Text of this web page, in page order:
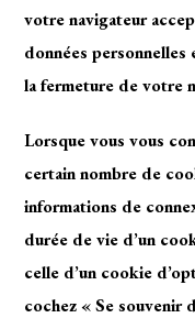
votre navigateur
données personnelles
la fermeture de votre
Lorsque vous vous
certain nombre de
informations de
durée de vie d’un
celle d’un cookie
cochez « Se souvenir